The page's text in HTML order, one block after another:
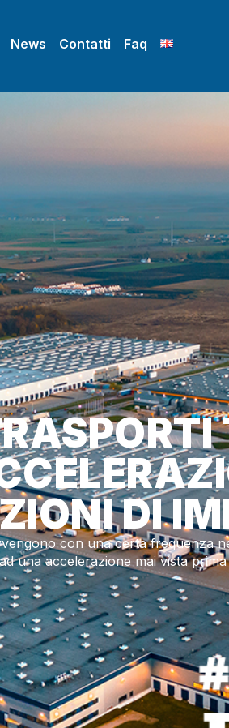
News Contatti Faq
DI
con una certa frequenza
una accelerazione mai vista prima